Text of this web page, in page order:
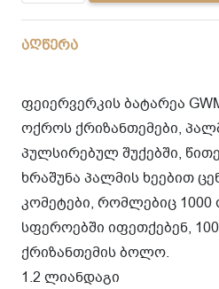
quantity
აღწერა
ფეიერვერკის ბატარეა
ოქროს ქრიზანთემები,
პულსირებულ შუქებში,
ხრაშუნა პალმის ხეებით
კომეტები, რომლებიც
სფეროებში იფეთქებენ,
ქრიზანთემის ბოლო.
1.2 ლიანდაგი